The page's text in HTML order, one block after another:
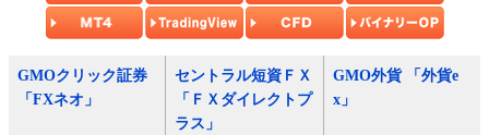
GMOクリック証券
「FXネオ」
セントラル短資ＦＸ
「ＦＸダイレクトプ
ラス」
GMO外貨 「外貨e
x」